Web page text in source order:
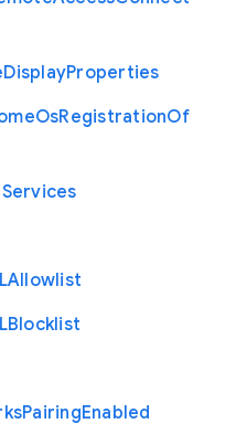
DisplayProperties
OsRegistrationOf
Services
LAllowlist
LBlocklist
PairingEnabled